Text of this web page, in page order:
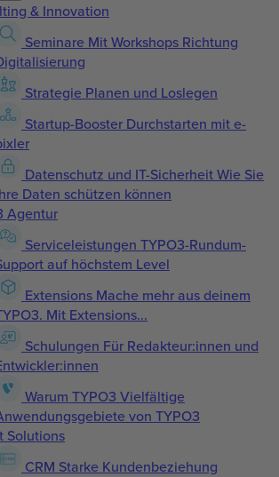
& Innovation
Seminare Mit Workshops Richtung
Strategie Planen und Loslegen
Startup-Booster Durchstarten mit e-
Datenschutz und IT-SicherheitWie Sie
Daten schützen können
Agentur
Serviceleistungen TYPO3-Rundum-
auf höchstem Level
Extensions Mache mehr aus deinem
Mit Extensions...
Schulungen Für Redakteur:innen und
Warum TYPO3 Vielfältige
von TYPO3
Solutions
CRM Starke Kundenbeziehung